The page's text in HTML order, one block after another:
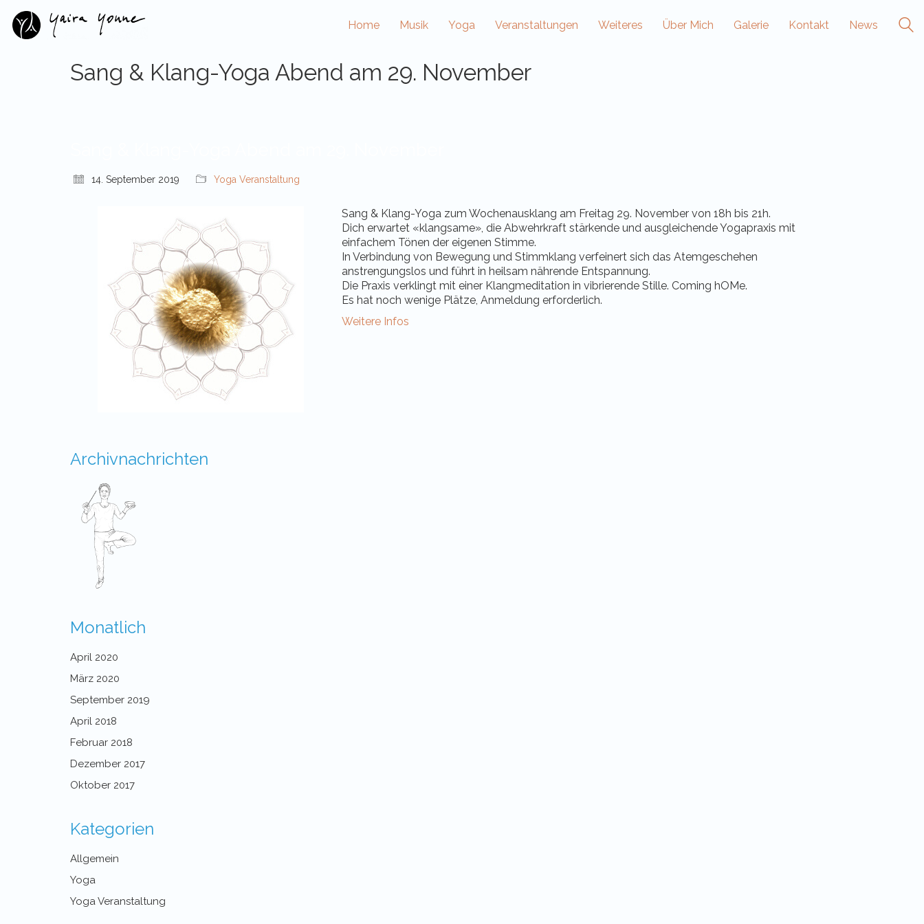
Home Musik Yoga Veranstaltungen Weiteres Über Mich Galerie Kontakt News
Sang & Klang-Yoga Abend am 29. November
14. September 2019 Yoga Veranstaltung
Sang & Klang-Yoga zum Wochenausklang am Freitag 29. November von 18h bis 21h.
Dich erwartet «klangsame», die Abwehrkraft stärkende und ausgleichende Yogapraxis mit
einfachem Tönen der eigenen Stimme.
In Verbindung von Bewegung und Stimmklang verfeinert sich das Atemgeschehen
anstrengungslos und führt in heilsam nährende Entspannung.
Die Praxis verklingt mit einer Klangmeditation in vibrierende Stille. Coming hOMe.
Es hat noch wenige Plätze, Anmeldung erforderlich.
Weitere Infos
Archivnachrichten
Monatlich
April 2020
März 2020
September 2019
April 2018
Februar 2018
Dezember 2017
Oktober 2017
Kategorien
Allgemein
Yoga
Yoga Veranstaltung